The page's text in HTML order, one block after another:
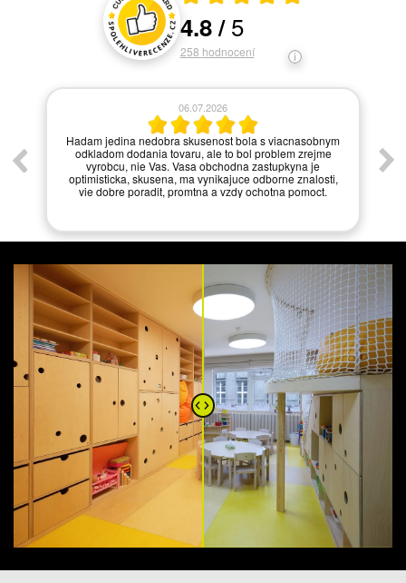
Hodnocení a recenze zákazníků
4.8/5
258 hodnocení
06.07.2026
Hadam jedina nedobra skusenost bola s viacnasobnym
odkladom dodania tovaru, ale to bol problem zrejme
vyrobcu, nie Vas. Vasa obchodna zastupkyna je
optimisticka, skusena, ma vynikajuce odborne znalosti,
vie dobre poradit, promtna a vzdy ochotna pomoct.